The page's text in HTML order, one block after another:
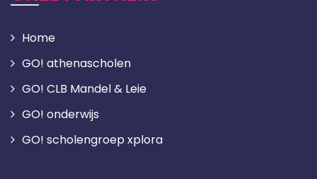
Home
GO! athenascholen
GO! CLB Mandel & Leie
GO! onderwijs
GO! scholengroep xplora